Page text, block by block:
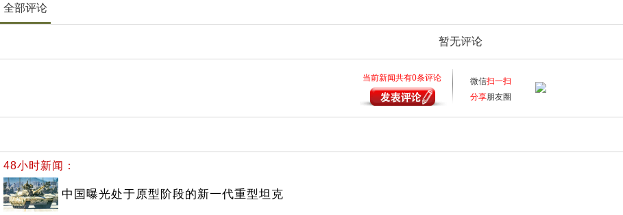
全部评论
暂无评论
当前新闻共有0条评论 微信扫一扫
分享朋友圈
48小时新闻：
中国曝光处于原型阶段的新一代重型坦克